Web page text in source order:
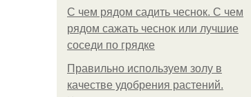
С чем рядом садить чеснок. С чем
рядом сажать чеснок или лучшие
соседи по грядке
Правильно используем золу в
качестве удобрения растений.